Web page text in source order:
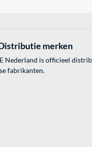
merken
Nederland is officieel
fabrikanten.